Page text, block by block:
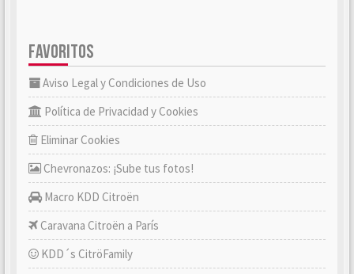
FAVORITOS
Aviso Legal y Condiciones de Uso
Política de Privacidad y Cookies
Eliminar Cookies
Chevronazos: ¡Sube tus fotos!
Macro KDD Citroën
Caravana Citroën a París
KDD´s CitröFamily